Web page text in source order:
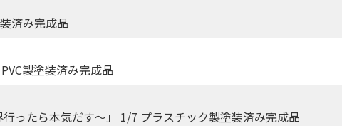
済み完成品
製塗装済み完成品
ったら本気だす～」 1/7 プラスチック製塗装済み完成品